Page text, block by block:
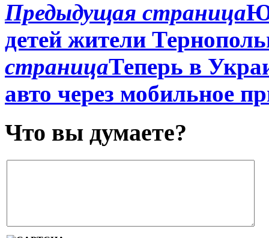
Предыдущая страница
детей жители
страницаТеперь в
авто через мобильное
Что вы думаете?